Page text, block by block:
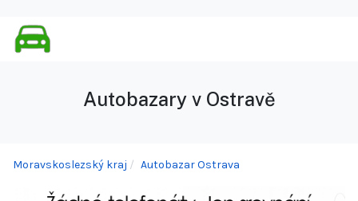
Autobazary v Ostravě
Moravskoslezský kraj Autobazar Ostrava